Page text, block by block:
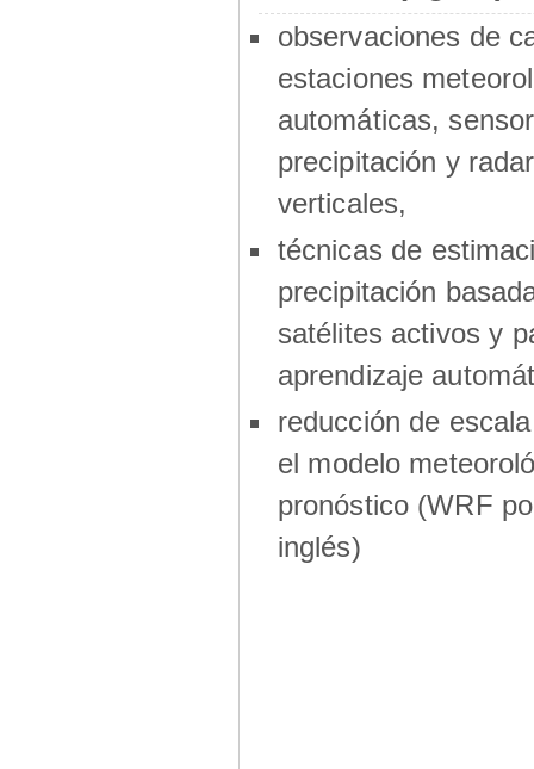
observaciones de
estaciones
automáticas,
precipitación y
verticales,
técnicas de
precipitación
satélites activos y
aprendizaje
reducción de
el modelo
pronóstico (WRF
inglés)